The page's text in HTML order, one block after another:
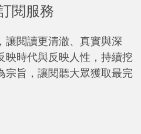
閱服務
讓閱讀更清澈、真實與深
映時代與反映人性，持續挖
宗旨，讓閱聽大眾獲取最完